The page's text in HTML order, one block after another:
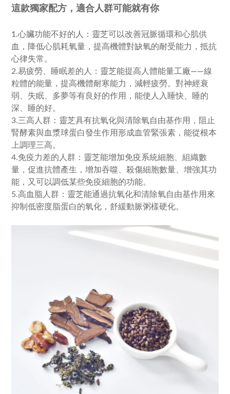
這款獨家配方，適合人群可能就有你
1.心臟功能不好的人： 靈芝可以改善冠脈循環和心肌供
血，降低心肌耗氧量，提高機體對缺氧的耐受能力，抵抗
心律失常。
2.易疲勞、睡眠差的人： 靈芝能提高人體能量工廠——線
粒體的能量，提高機體耐寒能力，減輕疲勞。對神經衰
弱、失眠、多夢等有良好的作用，能使人入睡快、睡的
深、睡的好。
3.三高人群： 靈芝具有抗氧化與清除氧自由基作用，阻止
腎酵素與血漿球蛋白發生作用形成血管緊張素，能從根本
上調理三高。
4.免疫力差的人群： 靈芝能增加免疫系統細胞、組織數
量，促進抗體產生，增加吞噬、殺傷細胞數量、增強其功
能，又可以調低某些免疫細胞的功能。
5.高血脂人群： 靈芝能通過抗氧化和清除氧自由基作用來
抑制低密度脂蛋白的氧化，舒緩動脈粥樣硬化。